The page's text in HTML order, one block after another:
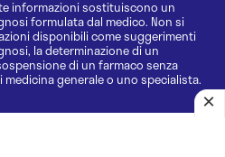
informazioni sostituiscono un
formulata dal medico. Non si
disponibili come suggerimenti
la determinazione di un
di un farmaco senza
generale o uno specialista.